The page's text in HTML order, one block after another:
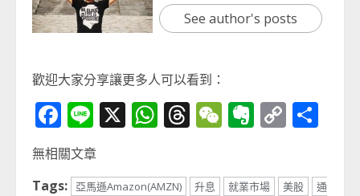
See author's posts
歡迎大家分享讓更多人可以看到：
Facebook
Line
X WhatsApp
Threads
WeChat
Evernote
Copy
無相關文章
Tags:
亞馬遜Amazon(AMZN) 升息 就業市場 美股
通